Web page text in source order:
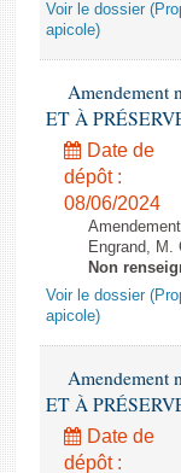
Voir le dossier
apicole)
Amendement
ET À
Date de
dépôt :
08/06/2024
Engrand, M.
Non
Voir le dossier
apicole)
Amendement
ET À
Date de
dépôt :